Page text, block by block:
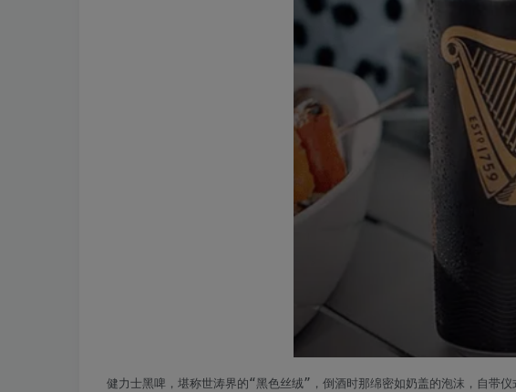
健力士黑啤，堪称世涛界的“黑色丝绒”，倒酒时那绵密如奶盖的泡沫，自带